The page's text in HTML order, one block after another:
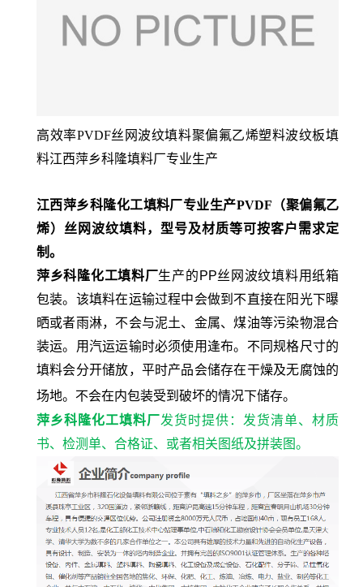
高效率PVDF丝网波纹填料聚偏氟乙烯塑料波纹板填
料江西萍乡科隆填料厂专业生产
江西萍乡科隆化工填料厂专业生产PVDF（聚偏氟乙
烯）丝网波纹填料，型号及材质等可按客户需求定
制。
萍乡科隆化工填料厂生产的PP丝网波纹填料用纸箱
包装。该填料在运输过程中会做到不直接在阳光下曝
晒或者雨淋，不会与泥土、金属、煤油等污染物混合
装运。用汽运运输时必须使用逢布。不同规格尺寸的
填料会分开储放，平时产品会储存在干燥及无腐蚀的
场地。不会在内包装受到破坏的情况下储存。
萍乡科隆化工填料厂发货时提供：发货清单、材质
书、检测单、合格证、或者相关图纸及拼装图。